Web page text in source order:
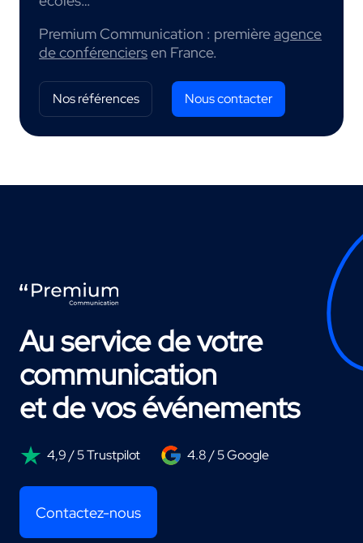
Premium Communication : premièreagence
de conférenciersen France.
Nos références Nous contacter
Au service de votre
communication
et de vos événements
4,9 / 5 Trustpilot 4.8 / 5 Google
Contactez-nous